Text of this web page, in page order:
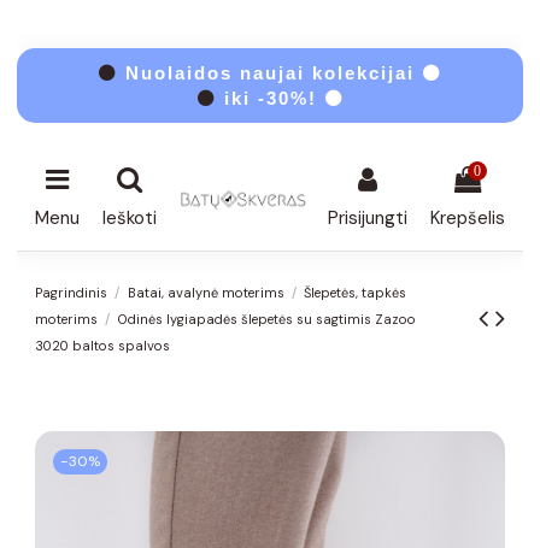
⚫ Nuolaidos naujai kolekcijai ⚫
⚫ iki -30%! ⚫
Menu Ieškoti Prisijungti
0
Krepšelis
Pagrindinis Batai, avalynė moterims
Šlepetės, tapkės
moterims
Odinės lygiapadės šlepetės su sagtimis Zazoo
3020 baltos spalvos
−30%